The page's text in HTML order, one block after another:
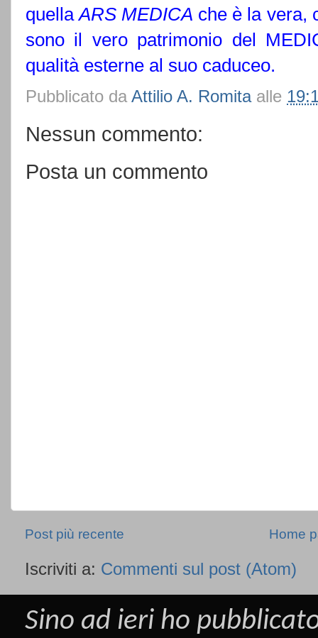
quellaARS MEDICA che è la vera,
sono il vero patrimonio del
qualità esterne al suo caduceo.
Pubblicato da Attilio A. Romita alle
Nessun commento:
Posta un commento
Post più recente Home
Iscriviti a: Commenti sul post (Atom)
Sino ad ieri ho